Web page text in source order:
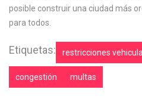
posible construir una ciudad más
para todos.
Etiquetas: restricciones
congestión multas